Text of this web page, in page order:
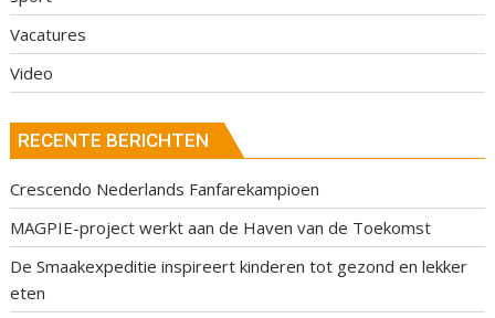
Vacatures
Video
RECENTE BERICHTEN
Crescendo Nederlands Fanfarekampioen
MAGPIE-project werkt aan de Haven van de Toekomst
De Smaakexpeditie inspireert kinderen tot gezond en lekker
eten